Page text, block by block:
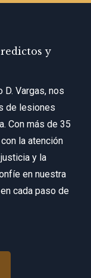
y
D. Vargas, nos
de lesiones
Con más de 35
la atención
y la
en nuestra
cada paso de